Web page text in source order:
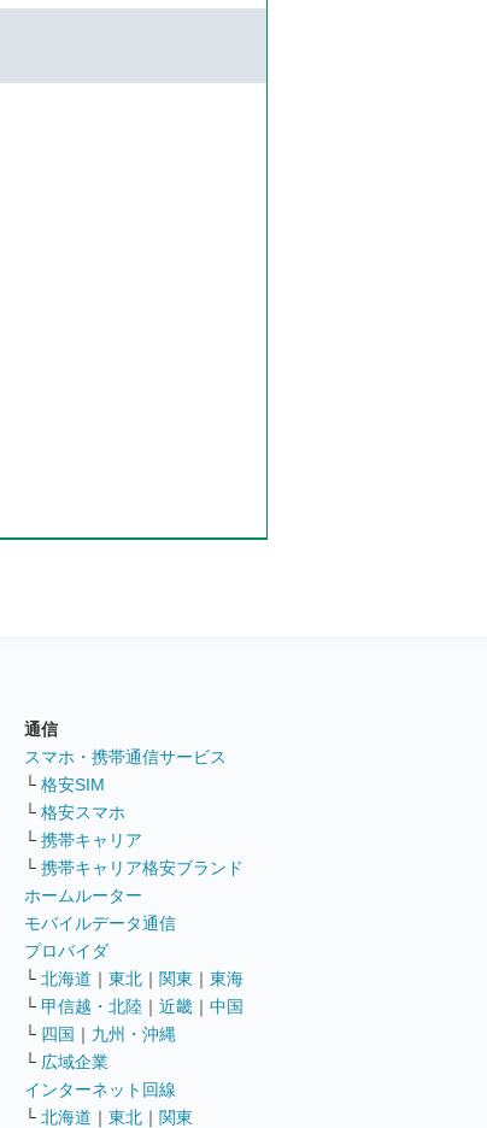
通信
スマホ・携帯通信サービス
└ 格安SIM
└ 格安スマホ
└ 携帯キャリア
└ 携帯キャリア格安ブランド
ホームルーター
モバイルデータ通信
プロバイダ
└ 北海道 ｜ 東北 ｜ 関東 ｜ 東海
└ 甲信越・北陸 ｜ 近畿 ｜ 中国
└ 四国 ｜ 九州・沖縄
└ 広域企業
インターネット回線
└ 北海道 ｜ 東北 ｜ 関東